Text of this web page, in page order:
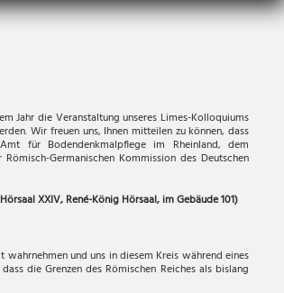
Jahr die Veranstaltung unseres Limes-Kolloquiums
Wir freuen uns, Ihnen mitteilen zu können, dass
für Bodendenkmalpflege im Rheinland, dem
Germanischen Kommission des Deutschen
XXIV, René-König Hörsaal, im Gebäude 101)
und uns in diesem Kreis während eines
die Grenzen des Römischen Reiches als bislang